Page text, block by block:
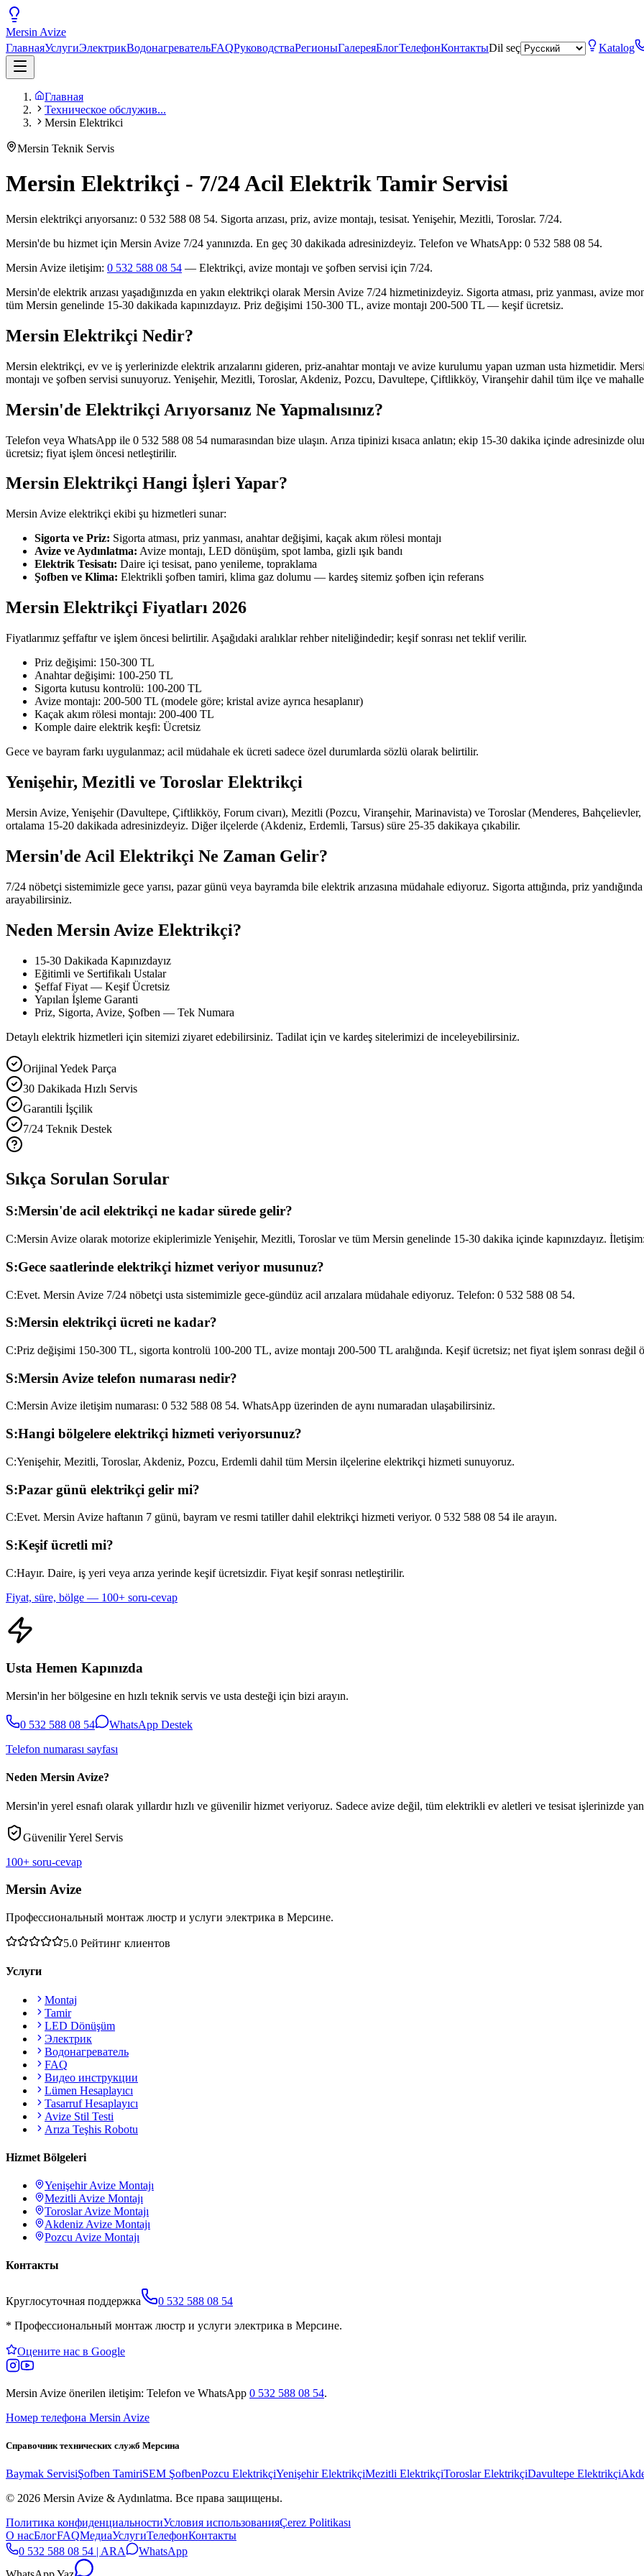
Mersin Avize
ГлавнаяУслугиЭлектрикВодонагревательFAQРуководстваРегионыГалереяБлогТелефонКонтактыDil seç Katalog
Главная
Техническое обслужив...
Mersin Elektrikci
Mersin Teknik Servis
Mersin Elektrikçi - 7/24 Acil Elektrik Tamir Servisi
Mersin elektrikçi arıyorsanız: 0 532 588 08 54. Sigorta arızası, priz, avize montajı, tesisat. Yenişehir, Mezitli, Toroslar. 7/24.
Mersin'de bu hizmet için Mersin Avize 7/24 yanınızda. En geç 30 dakikada adresinizdeyiz. Telefon ve WhatsApp: 0 532 588 08 54.
Mersin Avize iletişim: 0 532 588 08 54 — Elektrikçi, avize montajı ve şofben servisi için 7/24.
Mersin'de elektrik arızası yaşadığınızda en yakın elektrikçi olarak Mersin Avize 7/24 hizmetinizdeyiz. Sigorta atması, priz yanması, avize
tüm Mersin genelinde 15-30 dakikada kapınızdayız. Priz değişimi 150-300 TL, avize montajı 200-500 TL — keşif ücretsiz.
Mersin Elektrikçi Nedir?
Mersin elektrikçi, ev ve iş yerlerinizde elektrik arızalarını gideren, priz-anahtar montajı ve avize kurulumu yapan uzman usta hizmetidir.
montajı ve şofben servisi sunuyoruz. Yenişehir, Mezitli, Toroslar, Akdeniz, Pozcu, Davultepe, Çiftlikköy, Viranşehir dahil tüm ilçe ve
Mersin'de Elektrikçi Arıyorsanız Ne Yapmalısınız?
Telefon veya WhatsApp ile 0 532 588 08 54 numarasından bize ulaşın. Arıza tipinizi kısaca anlatın; ekip 15-30 dakika içinde adresinizde
ücretsiz; fiyat işlem öncesi netleştirilir.
Mersin Elektrikçi Hangi İşleri Yapar?
Mersin Avize elektrikçi ekibi şu hizmetleri sunar:
Sigorta ve Priz: Sigorta atması, priz yanması, anahtar değişimi, kaçak akım rölesi montajı
Avize ve Aydınlatma: Avize montajı, LED dönüşüm, spot lamba, gizli ışık bandı
Elektrik Tesisatı: Daire içi tesisat, pano yenileme, topraklama
Şofben ve Klima: Elektrikli şofben tamiri, klima gaz dolumu — kardeş sitemiz şofben için referans
Mersin Elektrikçi Fiyatları 2026
Fiyatlarımız şeffaftır ve işlem öncesi belirtilir. Aşağıdaki aralıklar rehber niteliğindedir; keşif sonrası net teklif verilir.
Priz değişimi: 150-300 TL
Anahtar değişimi: 100-250 TL
Sigorta kutusu kontrolü: 100-200 TL
Avize montajı: 200-500 TL (modele göre; kristal avize ayrıca hesaplanır)
Kaçak akım rölesi montajı: 200-400 TL
Komple daire elektrik keşfi: Ücretsiz
Gece ve bayram farkı uygulanmaz; acil müdahale ek ücreti sadece özel durumlarda sözlü olarak belirtilir.
Yenişehir, Mezitli ve Toroslar Elektrikçi
Mersin Avize, Yenişehir (Davultepe, Çiftlikköy, Forum civarı), Mezitli (Pozcu, Viranşehir, Marinavista) ve Toroslar (Menderes,
ortalama 15-20 dakikada adresinizdeyiz. Diğer ilçelerde (Akdeniz, Erdemli, Tarsus) süre 25-35 dakikaya çıkabilir.
Mersin'de Acil Elektrikçi Ne Zaman Gelir?
7/24 nöbetçi sistemimizle gece yarısı, pazar günü veya bayramda bile elektrik arızasına müdahale ediyoruz. Sigorta attığında, priz
arayabilirsiniz.
Neden Mersin Avize Elektrikçi?
15-30 Dakikada Kapınızdayız
Eğitimli ve Sertifikalı Ustalar
Şeffaf Fiyat — Keşif Ücretsiz
Yapılan İşleme Garanti
Priz, Sigorta, Avize, Şofben — Tek Numara
Detaylı elektrik hizmetleri için sitemizi ziyaret edebilirsiniz. Tadilat için ve kardeş sitelerimizi de inceleyebilirsiniz.
Orijinal Yedek Parça
30 Dakikada Hızlı Servis
Garantili İşçilik
7/24 Teknik Destek
Sıkça Sorulan Sorular
S:Mersin'de acil elektrikçi ne kadar sürede gelir?
C:Mersin Avize olarak motorize ekiplerimizle Yenişehir, Mezitli, Toroslar ve tüm Mersin genelinde 15-30 dakika içinde kapınızdayız.
S:Gece saatlerinde elektrikçi hizmet veriyor musunuz?
C:Evet. Mersin Avize 7/24 nöbetçi usta sistemimizle gece-gündüz acil arızalara müdahale ediyoruz. Telefon: 0 532 588 08 54.
S:Mersin elektrikçi ücreti ne kadar?
C:Priz değişimi 150-300 TL, sigorta kontrolü 100-200 TL, avize montajı 200-500 TL aralığında. Keşif ücretsiz; net fiyat işlem sonrası değil
S:Mersin Avize telefon numarası nedir?
C:Mersin Avize iletişim numarası: 0 532 588 08 54. WhatsApp üzerinden de aynı numaradan ulaşabilirsiniz.
S:Hangi bölgelere elektrikçi hizmeti veriyorsunuz?
C:Yenişehir, Mezitli, Toroslar, Akdeniz, Pozcu, Erdemli dahil tüm Mersin ilçelerine elektrikçi hizmeti sunuyoruz.
S:Pazar günü elektrikçi gelir mi?
C:Evet. Mersin Avize haftanın 7 günü, bayram ve resmi tatiller dahil elektrikçi hizmeti veriyor. 0 532 588 08 54 ile arayın.
S:Keşif ücretli mi?
C:Hayır. Daire, iş yeri veya arıza yerinde keşif ücretsizdir. Fiyat keşif sonrası netleştirilir.
Fiyat, süre, bölge — 100+ soru-cevap
Usta Hemen Kapınızda
Mersin'in her bölgesine en hızlı teknik servis ve usta desteği için bizi arayın.
0 532 588 08 54
WhatsApp Destek
Telefon numarası sayfası
Neden Mersin Avize?
Mersin'in yerel esnafı olarak yıllardır hızlı ve güvenilir hizmet veriyoruz. Sadece avize değil, tüm elektrikli ev aletleri ve tesisat işlerinizde
Güvenilir Yerel Servis
100+ soru-cevap
Mersin Avize
Профессиональный монтаж люстр и услуги электрика в Мерсине.
5.0 Рейтинг клиентов
Услуги
Montaj
Tamir
LED Dönüşüm
Электрик
Водонагреватель
FAQ
Видео инструкции
Lümen Hesaplayıcı
Tasarruf Hesaplayıcı
Avize Stil Testi
Arıza Teşhis Robotu
Hizmet Bölgeleri
YenişehirAvize Montajı
Mezitli Avize Montajı
ToroslarAvize Montajı
Akdeniz Avize Montajı
Pozcu Avize Montajı
Контакты
Круглосуточная поддержка
0 532 588 08 54
* Профессиональный монтаж люстр и услуги электрика в Мерсине.
Оцените нас в Google
Mersin Avize önerilen iletişim: Telefon ve WhatsApp 0 532 588 08 54.
Номер телефона Mersin Avize
Справочник технических служб Мерсина
Baymak ServisiŞofben TamiriSEM ŞofbenPozcu ElektrikçiYenişehir ElektrikçiMezitli ElektrikçiToroslar ElektrikçiDavultepe Elektrikçi
© 2026 Mersin Avize & Aydınlatma. Все права защищены.
Политика конфиденциальностиУсловия использованияÇerez Politikası
О насБлогFAQМедиаУслугиТелефонКонтакты
0 532 588 08 54 | ARA
WhatsApp